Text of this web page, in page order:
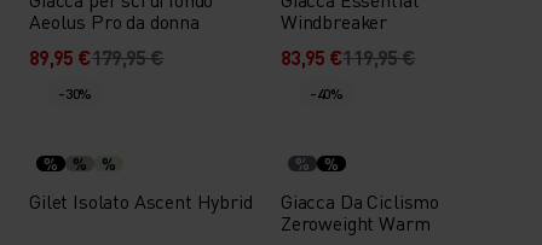
Aeolus Pro da donna
89,95 €179,95 €
Windbreaker
83,95 €119,95 €
-30%
% % %
Gilet Isolato Ascent Hybrid
-40%
% %
Giacca Da Ciclismo
Zeroweight Warm